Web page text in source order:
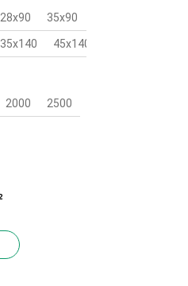
28х90 35х90
35х140 45х140
2000 2500